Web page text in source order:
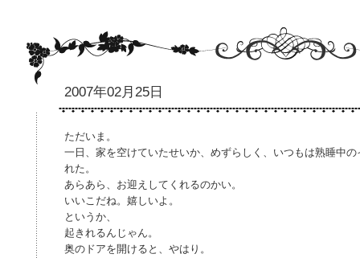
2007年02月25日
ただいま。
一日、家を空けていたせいか、めずらしく、いつもは熟睡中
れた。
あらあら、お迎えしてくれるのかい。
いいこだね。嬉しいよ。
というか、
起きれるんじゃん。
奥のドアを開けると、やはり。